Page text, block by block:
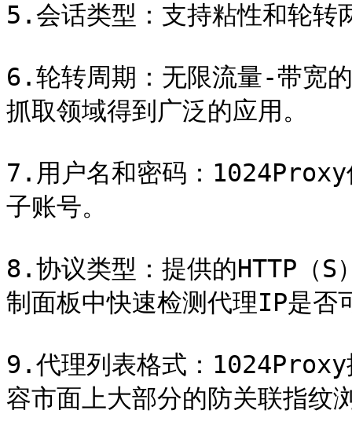
5.会话类型：支持粘性和轮转
6.轮转周期：无限流量-带宽
抓取领域得到广泛的应用。
7.用户名和密码：1024Proxy
子账号。
8.协议类型：提供的HTTP（S
制面板中快速检测代理IP是否
9.代理列表格式：1024Proxy
容市面上大部分的防关联指纹